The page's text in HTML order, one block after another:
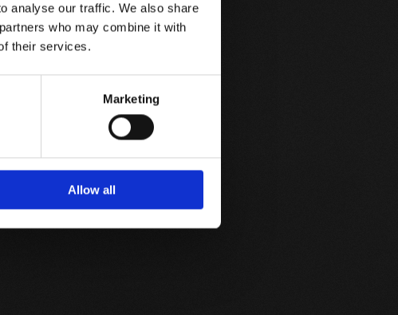
analyse our traffic. We also share
who may combine it with
their services.
Marketing
Allow all